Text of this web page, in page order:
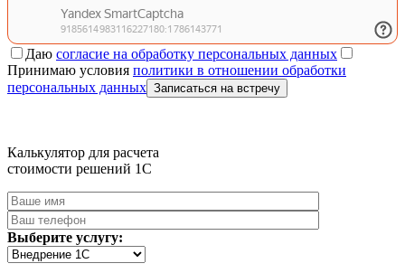
Даю согласие на обработку персональных данных
Принимаю условия политики в отношении обработки
персональных данных Записаться на встречу
Калькулятор для расчета
стоимости решений 1C
Выберите услугу: